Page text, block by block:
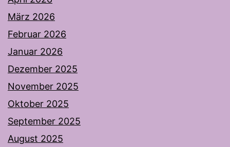
März 2026
Februar 2026
Januar 2026
Dezember 2025
November 2025
Oktober 2025
September 2025
August 2025